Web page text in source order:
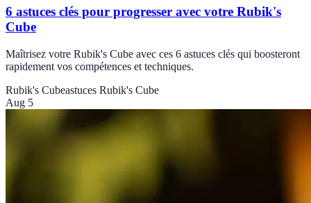
6 astuces clés pour progresser avec votre Rubik's
Cube
Maîtrisez votre Rubik's Cube avec ces 6 astuces clés qui boosteront
rapidement vos compétences et techniques.
Rubik's Cubeastuces Rubik's Cube
Aug 5